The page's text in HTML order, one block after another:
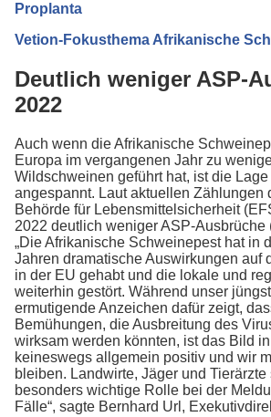
Proplanta
Vetion-Fokusthema Afrikanische
Deutlich weniger ASP-
2022
Auch wenn die Afrikanische
Europa im vergangenen Jahr zu
Wildschweinen geführt hat, ist die
angespannt. Laut aktuellen Zählungen
Behörde für Lebensmittelsicherheit
2022 deutlich weniger ASP-Ausbrüche
„Die Afrikanische Schweinepest hat in
Jahren dramatische Auswirkungen auf
in der EU gehabt und die lokale und
weiterhin gestört. Während unser
ermutigende Anzeichen dafür zeigt,
Bemühungen, die Ausbreitung des
wirksam werden könnten, ist das Bild
keineswegs allgemein positiv und wir
bleiben. Landwirte, Jäger und
besonders wichtige Rolle bei der
Fälle“, sagte Bernhard Url,